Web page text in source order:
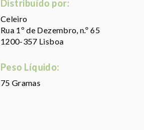
Distribuído por:
Celeiro
Rua 1º de Dezembro, n.º 65
1200-357 Lisboa
Peso Líquido:
75 Gramas